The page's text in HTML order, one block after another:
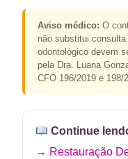
Aviso médico: O
não substitui
odontológico devem
pela Dra. Luana
CFO 196/2019 e 198/
Continue
→ Restauração